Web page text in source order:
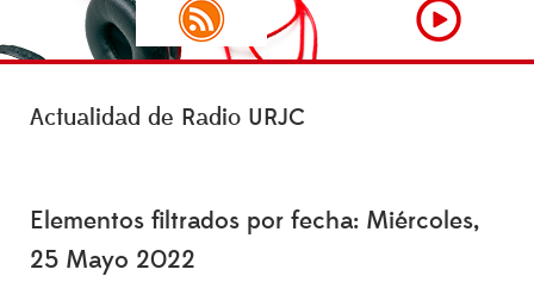
Actualidad de Radio URJC
Elementos filtrados por fecha: Miércoles,
25 Mayo 2022